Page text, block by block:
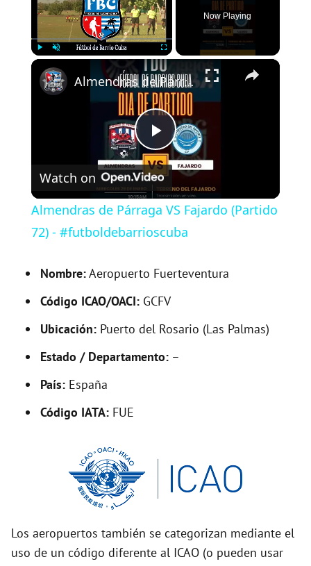
Fullscreen
Now Playing
×
P
l
a
y
i
Almendras de Párraga VS Fajardo (Partido 72) - #futboldebarrioscuba
Watch on
Almendras de Párraga VS Fajardo (Partido
72) - #futboldebarrioscuba
Nombre:Aeropuerto Fuerteventura
Código ICAO/OACI: GCFV
Ubicación: Puerto del Rosario (Las Palmas)
Estado / Departamento: –
País: España
Código IATA: FUE
Los aeropuertos también se categorizan mediante el
uso de un código diferente al ICAO (o pueden usar